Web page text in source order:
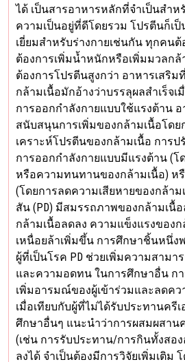
ได้ เป็นสารอาหารหลักที่จำเป็นสำ
ความเป็นอยู่ที่ดีโดยรวม โปรตีนก็เป็
เยี่ยมสำหรับร่างกายเช่นกัน ทุกคน
ต้องการเพิ่มน้ำหนักหรือเพิ่มมวลกล้
ต้องการโปรตีนสูงกว่า อาหารเสริม
กล้ามเนื้อมักอ้างว่าบรรลุผลสำเร็จ
การออกกำลังกายแบบใช้แรงต้าน อ
สนับสนุนการเพิ่มของกล้ามเนื้อโดย
เคราะห์โปรตีนของกล้ามเนื้อ การ
การออกกำลังกายแบบมีแรงต้าน (โ
หรือความทนทานของกล้ามเนื้อ) ห
(โดยการลดความเสียหายของกล้า
สัน (PD) มีสมรรถภาพของกล้ามเนื้
กล้ามเนื้อลดลง ความแข็งแรงของ
เหนื่อยล้าเพิ่มขึ้น การศึกษาชิ้นหนึ่ง
ผู้ที่เป็นโรค PD ช่วยเพิ่มความสามา
และความอดทน ในการศึกษาอื่น กา
เพิ่มอารมณ์ของผู้เข้าร่วมและลดคว
เมื่อเทียบกับผู้ที่ไม่ได้รับประทานครี
ศึกษาอื่นๆ แนะนำว่าการผสมผสาน
(เช่น การรับประทาน/การกินทั้งสอง
ลงได้ จำเป็นต้องมีการวิจัยเพิ่มเติม